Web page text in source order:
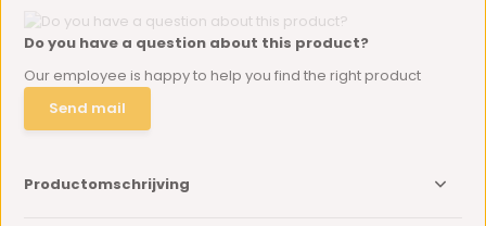
Do you have a question about this product?
Our employee is happy to help you find the right product
Send mail
Productomschrijving